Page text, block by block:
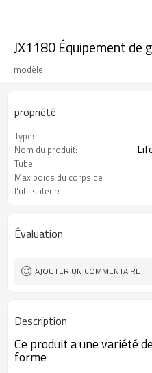
JX1180 Équipement de
modèle
propriété
Type:
Nom du produit:
Tube:
Max poids du corps de
l'utilisateur:
Évaluation
AJOUTER UN COMMENTAIRE
Description
Ce produit a une variété
forme